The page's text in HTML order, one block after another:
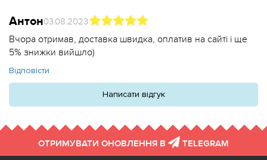
Антон03.08.2023
Вчора отримав, доставка швидка, оплатив на сайті і ще
5% знижки вийшло)
Відповісти
Написати відгук
ОТРИМУВАТИ ОНОВЛЕННЯ В TELEGRAM